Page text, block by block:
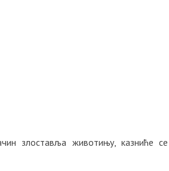
злоставља животињу, казниће се